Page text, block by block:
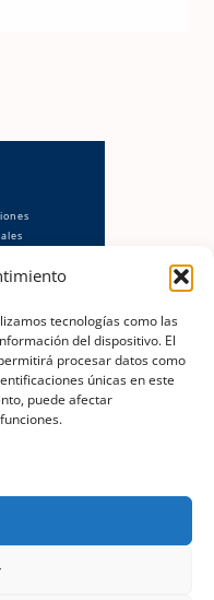
tecnologías como las
del dispositivo. El
procesar datos como
únicas en este
puede afectar
Graffiti